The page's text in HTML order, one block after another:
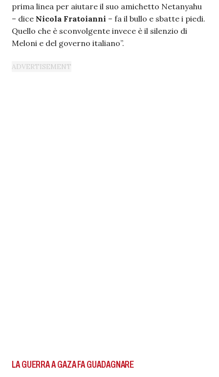
prima linea per aiutare il suo amichetto Netanyahu
– dice Nicola Fratoianni – fa il bullo e sbatte i piedi.
Quello che è sconvolgente invece è il silenzio di
Meloni e del governo italiano”.
LA GUERRA A GAZA FA GUADAGNARE